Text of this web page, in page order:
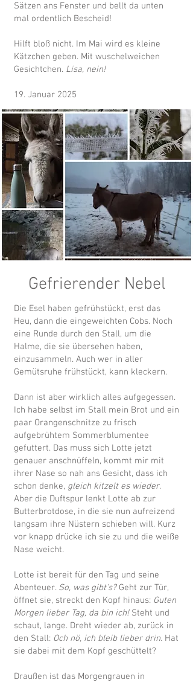
Sätzen ans Fenster und bellt da unten
mal ordentlich Bescheid!
Hilft bloß nicht. Im Mai wird es kleine
Kätzchen geben. Mit wuschelweichen
Gesichtchen. Lisa, nein!
19. Januar 2025
Gefrierender Nebel
Die Esel haben gefrühstückt, erst das
Heu, dann die eingeweichten Cobs. Noch
eine Runde durch den Stall, um die
Halme, die sie übersehen haben,
einzusammeln. Auch wer in aller
Gemütsruhe frühstückt, kann kleckern.
Dann ist aber wirklich alles aufgegessen.
Ich habe selbst im Stall mein Brot und ein
paar Orangenschnitze zu frisch
aufgebrühtem Sommerblumentee
gefuttert. Das muss sich Lotte jetzt
genauer anschnüffeln, kommt mir mit
ihrer Nase so nah ans Gesicht, dass ich
schon denke, gleich kitzelt es wieder.
Aber die Duftspur lenkt Lotte ab zur
Butterbrotdose, in die sie nun aufreizend
langsam ihre Nüstern schieben will. Kurz
vor knapp drücke ich sie zu und die weiße
Nase weicht.
Lotte ist bereit für den Tag und seine
Abenteuer. So, was gibt's?Geht zur Tür,
öffnet sie, streckt den Kopf hinaus: Guten
Morgen lieber Tag, da bin ich!Steht und
schaut, lange. Dreht wieder ab, zurück in
den Stall: Och nö, ich bleib lieber drin. Hat
sie dabei mit dem Kopf geschüttelt?
Draußen ist das Morgengrauen in